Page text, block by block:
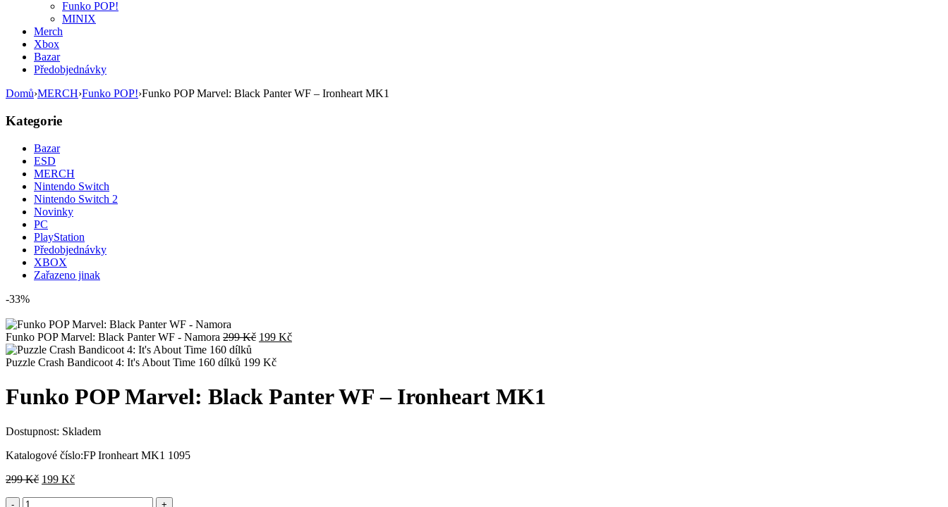
Funko POP!
MINIX
Merch
Xbox
Bazar
Předobjednávky
Domů›MERCH›Funko POP!›Funko POP Marvel: Black Panter WF – Ironheart MK1
Kategorie
Bazar
ESD
MERCH
Nintendo Switch
Nintendo Switch 2
Novinky
PC
PlayStation
Předobjednávky
XBOX
Zařazeno jinak
-33%
Funko POP Marvel: Black Panter WF - Namora 299Kč Původní
byla:
199 KčAktuální
Puzzle Crash Bandicoot 4: It's About Time 160 dílků 199 Kč
Funko POP Marvel: Black Panter WF – Ironheart MK1
Dostupnost: Skladem
Katalogové číslo:FP Ironheart MK1 1095
299Kč Původní
199 KčAktuální